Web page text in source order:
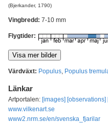
(Bjerkander, 1790)
Vingbredd: 7-10 mm
Flygtider:
Värdväxt: Populus, Populus
Länkar
Artportalen: [images] [observations]
www.vilkenart.se
www2.nrm.se/en/svenska_fjarilar